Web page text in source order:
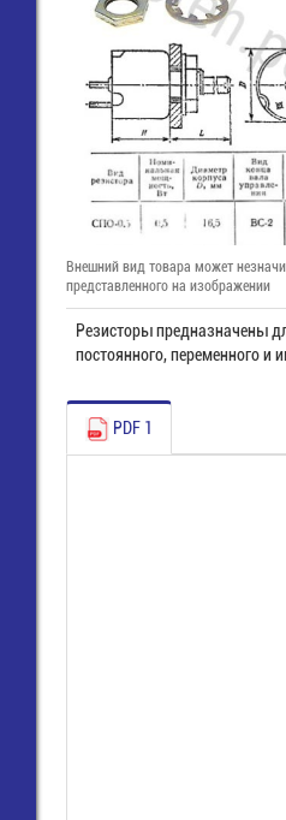
Внешний вид товара может
представленного на изображении
Резисторы предназначены
постоянного, переменного и
PDF 1